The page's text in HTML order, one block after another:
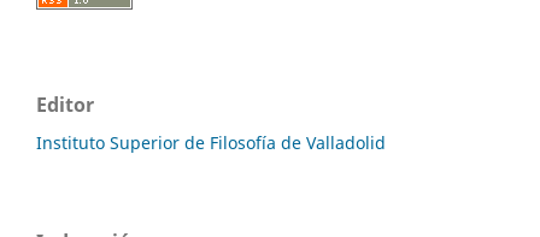
Editor
Instituto Superior de Filosofía de Valladolid